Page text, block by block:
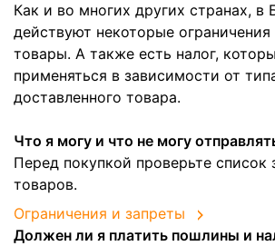
Как и во многих других странах, в
действуют некоторые
товары. А также есть налог,
применяться в зависимости от
доставленного товара.
Что я могу и что не могу
Перед покупкой проверьте список
товаров.
Ограничения и запреты
Должен ли я платить пошлины и